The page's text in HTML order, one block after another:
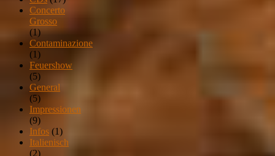
Concerto
Grosso
(1)
Contaminazione
(1)
Feuershow
(5)
General
(5)
Impressionen
(9)
Infos (1)
Italienisch
(2)